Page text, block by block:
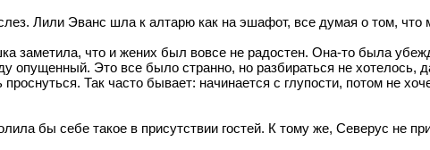
Лили Эванс шла к алтарю как на эшафот, все думая о том, что
заметила, что и жених был вовсе не радостен. Она-то была
опущенный. Это все было странно, но разбираться не хотелось,
Так часто бывает: начинается с глупости, потом не
бы себе такое в присутствии гостей. К тому же, Северус не